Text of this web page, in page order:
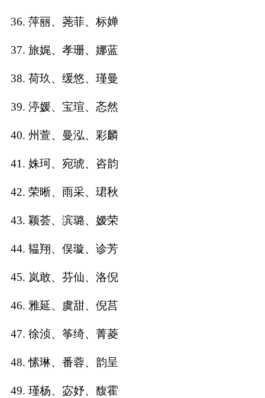
36. 萍丽、荛菲、标婵
37. 旅娓、孝珊、娜蓝
38. 荷玖、缓悠、瑾曼
39. 渟媛、宝瑄、忞然
40. 州萱、曼泓、彩麟
41. 姝珂、宛琥、咨韵
42. 荣晰、雨采、珺秋
43. 颖荟、滨璐、嫒荣
44. 韫翔、俣璇、诊芳
45. 岚敢、芬仙、洛倪
46. 雅延、虞甜、倪莒
47. 徐浈、筝绮、菁菱
48. 愫琳、番蓉、韵呈
49. 瑾杨、宓妤、馥霍